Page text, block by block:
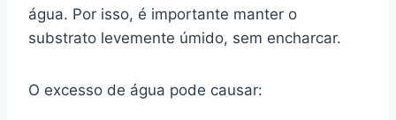
água. Por isso, é importante manter o
substrato levemente úmido, sem encharcar.
O excesso de água pode causar: